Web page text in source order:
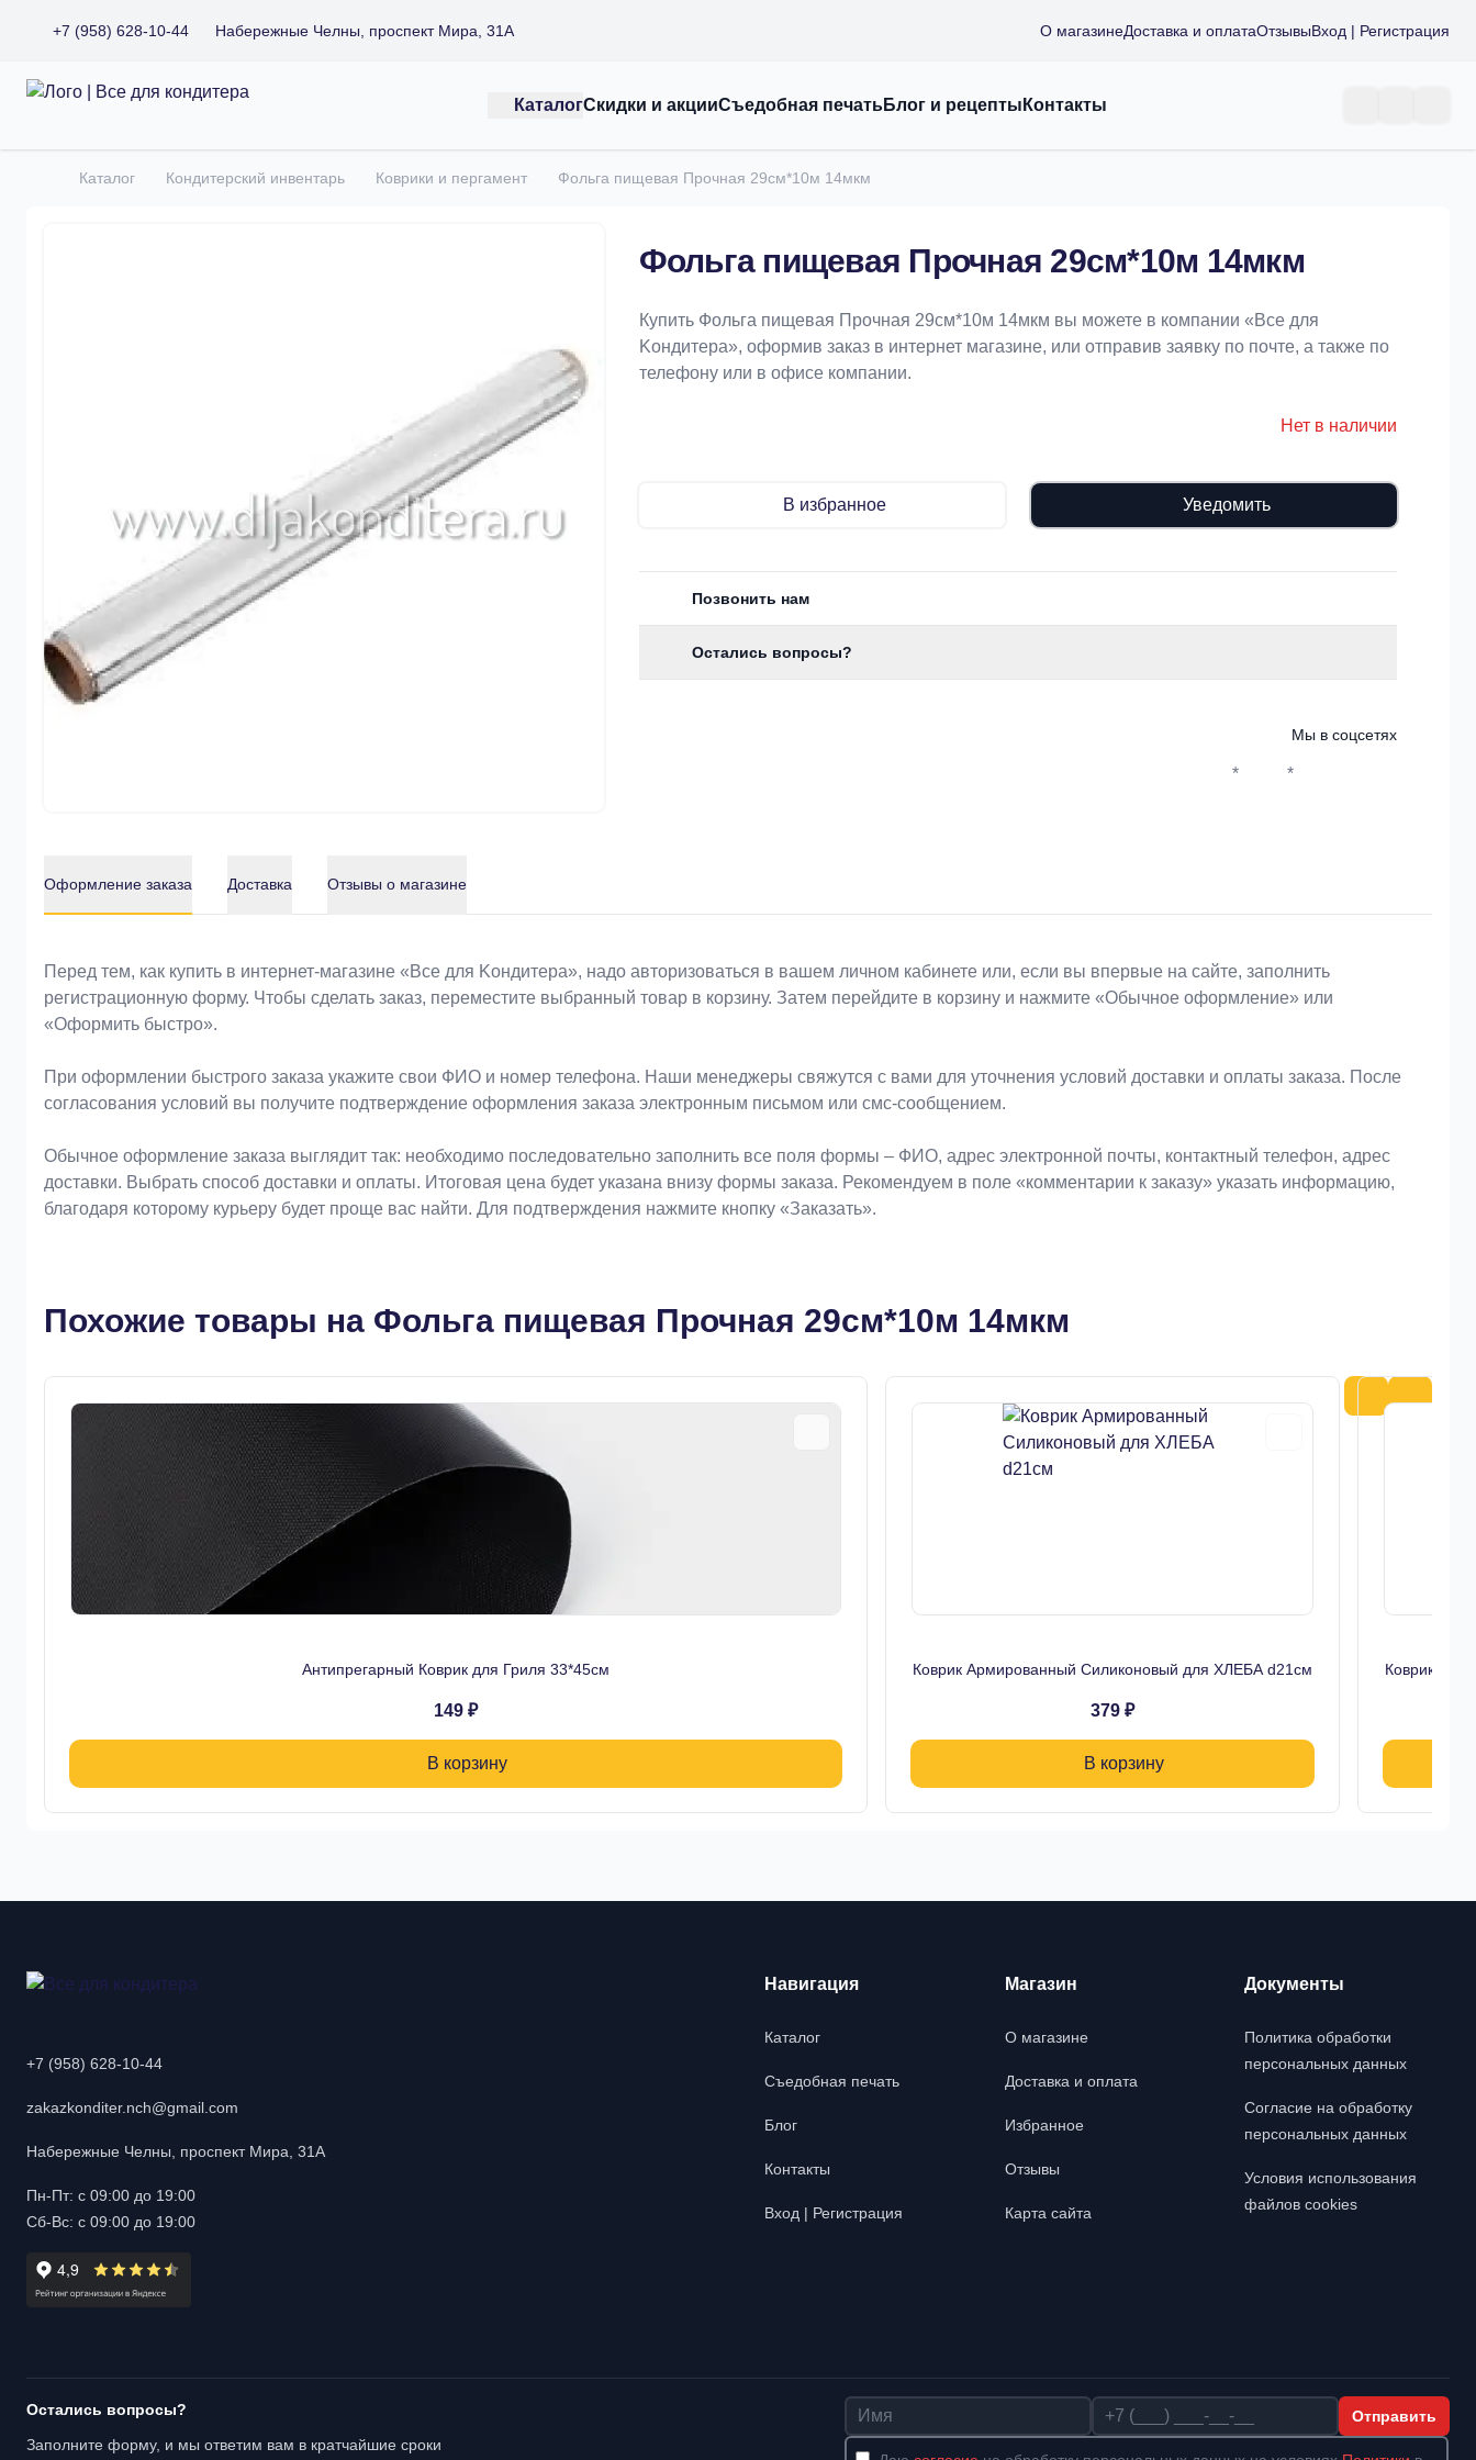
+7 (958) 628-10-44 Набережные Челны, проспект Мира, 31А О магазинеДоставка и оплатаОтзывыВход | Регистрация
Все для кондитера
КаталогСкидки и акцииСъедобная печатьБлог и рецепты Контакты
Главная
Каталог Кондитерский инвентарь Коврики и пергамент Фольга пищевая Прочная 29см*10м 14мкм
Фольга пищевая Прочная 29см*10м 14мкм
Купить Фольга пищевая Прочная 29см*10м 14мкм вы можете в компании «Bce для
Koндитeрa», оформив заказ в интернет магазине, или отправив заявку по почте, а также по
телефону или в офисе компании.
Нет в наличии
В избранное Уведомить
Позвонить нам
Остались вопросы?
Мы в соцсетях
* *
Оформление заказа Доставка Отзывы о магазине
Оформление заказа
Перед тем, как купить в интернет-магазине «Bce для Koндитeрa», надо авторизоваться в вашем личном кабинете или, если вы впервые на сайте, заполнить
регистрационную форму. Чтобы сделать заказ, переместите выбранный товар в корзину. Затем перейдите в корзину и нажмите «Обычное оформление» или
«Оформить быстро».
При оформлении быстрого заказа укажите свои ФИО и номер телефона. Наши менеджеры свяжутся с вами для уточнения условий доставки и оплаты заказа. После
согласования условий вы получите подтверждение оформления заказа электронным письмом или смс-сообщением.
Обычное оформление заказа выглядит так: необходимо последовательно заполнить все поля формы – ФИО, адрес электронной почты, контактный телефон, адрес
доставки. Выбрать способ доставки и оплаты. Итоговая цена будет указана внизу формы заказа. Рекомендуем в поле «комментарии к заказу» указать информацию,
благодаря которому курьеру будет проще вас найти. Для подтверждения нажмите кнопку «Заказать».
Похожие товары на Фольга пищевая Прочная 29см*10м 14мкм
Антипрегарный Коврик для Гриля 33*45см
149 ₽
В корзину
Коврик Армированный Силиконовый для ХЛЕБА d21см
379 ₽
В корзину
Коврик
+7 (958) 628-10-44
zakazkonditer.nch@gmail.com
Набережные Челны, проспект Мира, 31А
Пн-Пт: с 09:00 до 19:00
Сб-Вс: с 09:00 до 19:00
Навигация
Каталог
Съедобная печать
Блог
Контакты
Вход | Регистрация
Магазин
О магазине
Доставка и оплата
Избранное
Отзывы
Карта сайта
Документы
Политика обработки
персональных данных
Согласие на обработку
персональных данных
Условия использования
файлов cookies
Остались вопросы?
Заполните форму, и мы ответим вам в кратчайшие сроки
Имя Телефон Отправить